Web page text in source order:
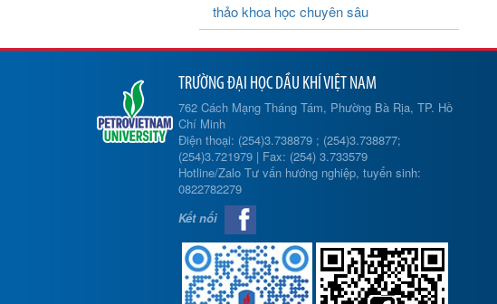
thảo khoa học chuyên sâu
TRƯỜNG ĐẠI HỌC DẦU KHÍ VIỆT NAM
762 Cách Mạng Tháng Tám, Phường Bà Rịa, TP. Hồ
Chí Minh
Điện thoại: (254)3.738879 ; (254)3.738877;
(254)3.721979 | Fax: (254) 3.733579
Hotline/Zalo Tư vấn hướng nghiệp, tuyển sinh:
0822782279
Kết nối